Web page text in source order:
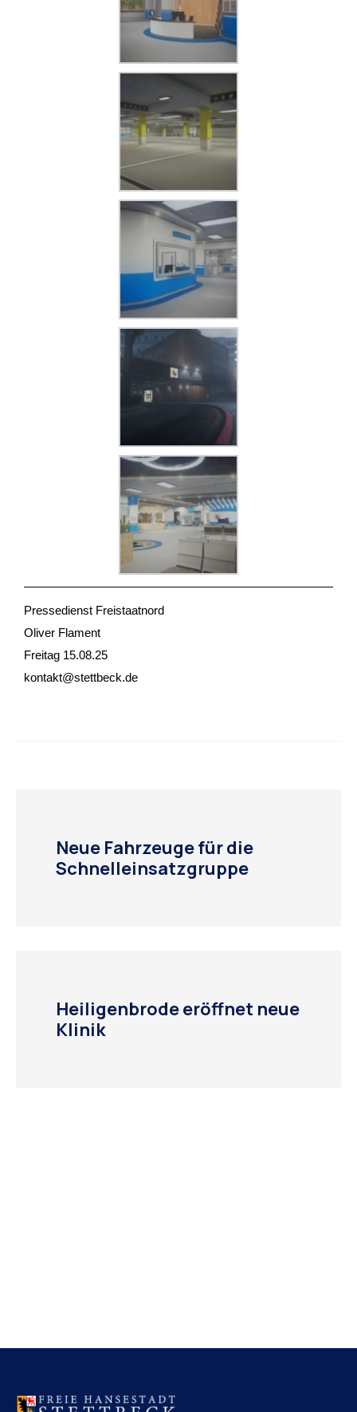
Pressedienst Freistaatnord
Oliver Flament
Freitag 15.08.25
kontakt@stettbeck.de
Neue Fahrzeuge für die
Schnelleinsatzgruppe
Heiligenbrode eröffnet neue
Klinik